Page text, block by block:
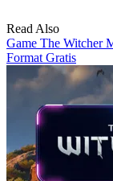
Read Also
Game The Witcher
Format Gratis